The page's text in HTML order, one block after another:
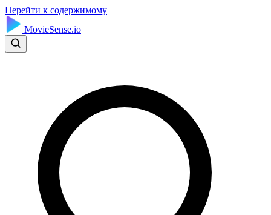
Перейти к содержимому
MovieSense.io